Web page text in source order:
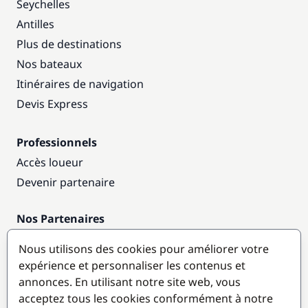
Seychelles
Antilles
Plus de destinations
Nos bateaux
Itinéraires de navigation
Devis Express
Professionnels
Accès loueur
Devenir partenaire
Nos Partenaires
Destinations populaires
Nous utilisons des cookies pour améliorer votre
expérience et personnaliser les contenus et
annonces. En utilisant notre site web, vous
acceptez tous les cookies conformément à notre